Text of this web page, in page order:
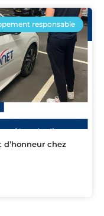
responsable
chez